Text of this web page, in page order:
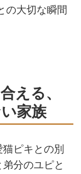
の大切な瞬間
える、
家族
ピキとの別
分のユピと